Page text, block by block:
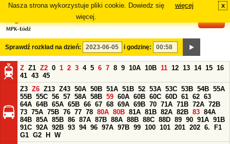
Nasza strona wykorzystuje pliki cookie. Dowiedz się
więcej.
więcej x
Sprawdź rozkład na dzień: i godzinę:
Z Z1 Z2 0 1 2 3 4 5 6 7 8 9 10A 10B 11 12 13 14 15 16
41 43 45
Z3 Z6 Z13 Z43 50A 50B 51A 51B 52 53A 53C 53B 54B 55A
55B 55C 56 57 58A 58B 59 60A 60B 60C 60D 61 62 63
64A 64B 65A 65B 66 67 68 69A 69B 70 71A 71B 72A 72B
73 75A 75B 76 77 78 80A 80B 81A 81B 82A 82B 83 84A
84B 85A 85B 86 87A 87B 88A 88B 88C 88D 89 90 91A 91B
91C 92A 92B 93 94 96 97A 97B 99 100 101 201 202 6.
F1
G1 G2 H
W